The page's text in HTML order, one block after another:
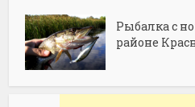
Рыбалка с
районе